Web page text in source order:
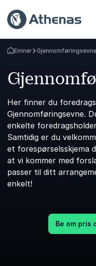
Gå tilbake til startsiden
Emner Gjennomføringsevne
Her finner du
Gjennomføringsevne.
enkelte
Samtidig er du
et forespørselsskjema
at vi kommer med
passer til ditt
enkelt!
Be om pris